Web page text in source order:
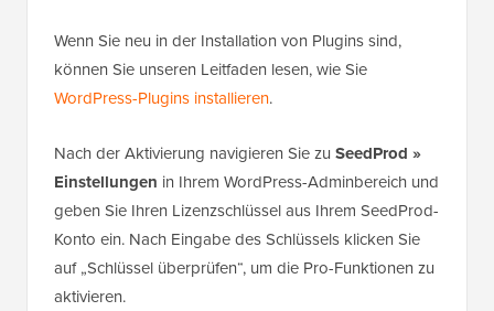
Wenn Sie neu in der Installation von Plugins sind,
können Sie unseren Leitfaden lesen, wie Sie
WordPress-Plugins installieren.
Nach der Aktivierung navigieren Sie zu SeedProd »
Einstellungen in Ihrem WordPress-Adminbereich und
geben Sie Ihren Lizenzschlüssel aus Ihrem SeedProd-
Konto ein. Nach Eingabe des Schlüssels klicken Sie
auf „Schlüssel überprüfen“, um die Pro-Funktionen zu
aktivieren.